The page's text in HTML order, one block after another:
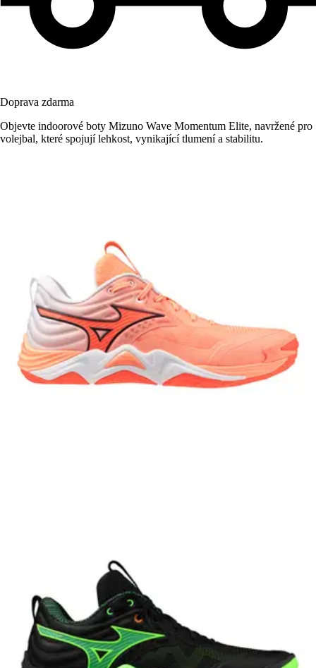
Doprava zdarma
Objevte indoorové boty Mizuno Wave Momentum Elite, navržené pro
volejbal, které spojují lehkost, vynikající tlumení a stabilitu.